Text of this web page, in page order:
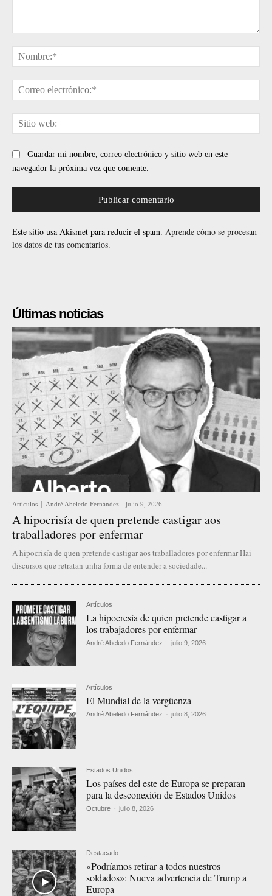
Guardar mi nombre, correo electrónico y sitio web en este
navegador la próxima vez que comente.
Este sitio usa Akismet para reducir el spam. Aprende cómo se procesan
los datos de tus comentarios.
Últimas noticias
Artículos André Abeledo Fernández - julio 9, 2026
A hipocrisía de quen pretende castigar aos
traballadores por enfermar
A hipocrisía de quen pretende castigar aos traballadores por enfermar Hai
discursos que retratan unha forma de entender a sociedade...
Artículos
La hipocresía de quien pretende castigar a
los trabajadores por enfermar
André Abeledo Fernández - julio 9, 2026
Artículos
El Mundial de la vergüenza
André Abeledo Fernández - julio 8, 2026
Estados Unidos
Los países del este de Europa se preparan
para la desconexión de Estados Unidos
Octubre - julio 8, 2026
Destacado
«Podríamos retirar a todos nuestros
soldados»: Nueva advertencia de Trump a
Europa